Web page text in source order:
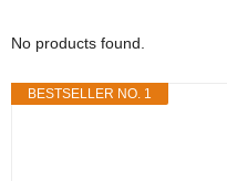
No products found.
BESTSELLER NO. 1